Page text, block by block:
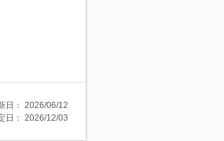
日： 2026/06/12
日： 2026/12/03